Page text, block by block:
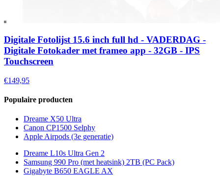
Digitale Fotolijst 15.6 inch full hd - VADERDAG -
Digitale Fotokader met frameo app - 32GB - IPS
Touchscreen
€149,95
Populaire producten
Dreame X50 Ultra
Canon CP1500 Selphy
Apple Airpods (3e generatie)
Dreame L10s Ultra Gen 2
Samsung 990 Pro (met heatsink) 2TB (PC Pack)
Gigabyte B650 EAGLE AX